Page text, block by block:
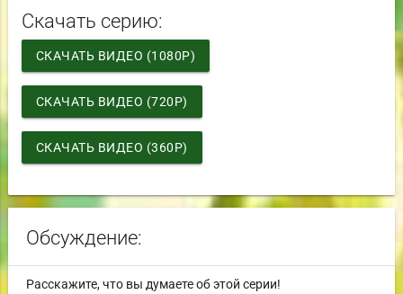
Скачать серию:
СКАЧАТЬ ВИДЕО (1080P)
СКАЧАТЬ ВИДЕО (720P)
СКАЧАТЬ ВИДЕО (360P)
Обсуждение:
Расскажите, что вы думаете об этой серии!